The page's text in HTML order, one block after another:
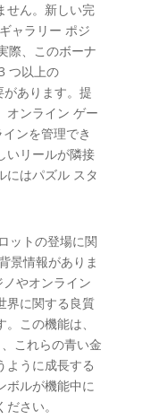
せん。新しい完
ャラリー ポジ
際、このボーナ
つ以上の
あります。提
オンライン ゲー
ンを管理でき
いリールが隣接
にはパズル スタ
ットの登場に関
景情報がありま
やオンライン
界に関する良質
この機能は、
これらの青い金
ように成長する
ボルが機能中に
さい。